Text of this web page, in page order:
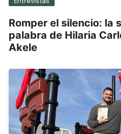
Romper el silencio: la
palabra de Hilaria
Akele